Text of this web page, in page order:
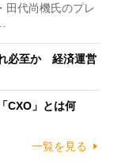
代尚機氏のプレ
必至か 経済運営
CXO」とは何
一覧を見る